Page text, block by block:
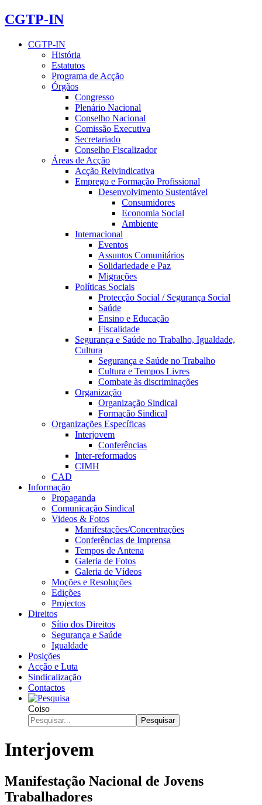
CGTP-IN
CGTP-IN
História
Estatutos
Programa de Acção
Órgãos
Congresso
Plenário Nacional
Conselho Nacional
Comissão Executiva
Secretariado
Conselho Fiscalizador
Áreas de Acção
Acção Reivindicativa
Emprego e Formação Profissional
Desenvolvimento Sustentável
Consumidores
Economia Social
Ambiente
Internacional
Eventos
Assuntos Comunitários
Solidariedade e Paz
Migrações
Políticas Sociais
Protecção Social / Segurança Social
Saúde
Ensino e Educação
Fiscalidade
Segurança e Saúde no Trabalho, Igualdade,
Cultura
Segurança e Saúde no Trabalho
Cultura e Tempos Livres
Combate às discriminações
Organização
Organização Sindical
Formação Sindical
Organizações Específicas
Interjovem
Conferências
Inter-reformados
CIMH
CAD
Informação
Propaganda
Comunicação Sindical
Videos & Fotos
Manifestações/Concentrações
Conferências de Imprensa
Tempos de Antena
Galeria de Fotos
Galeria de Vídeos
Moções e Resoluções
Edições
Projectos
Direitos
Sítio dos Direitos
Segurança e Saúde
Igualdade
Posições
Acção e Luta
Sindicalização
Contactos
Coiso
Pesquisar
Interjovem
Manifestação Nacional de Jovens
Trabalhadores